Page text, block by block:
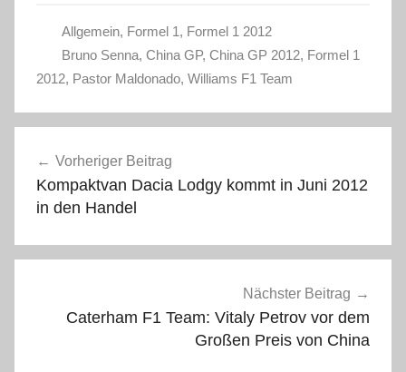
Allgemein, Formel 1, Formel 1 2012
Bruno Senna, China GP, China GP 2012, Formel 1
2012, Pastor Maldonado, Williams F1 Team
Vorheriger Beitrag
Kompaktvan Dacia Lodgy kommt in Juni 2012
in den Handel
Nächster Beitrag
Caterham F1 Team: Vitaly Petrov vor dem
Großen Preis von China